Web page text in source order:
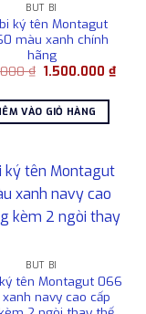
BÚT BI
ký tên Montagut
màu xanh chính
hãng
₫ Giá
1.750.000 ₫.
1.500.000₫Giá
hiện
VÀO GIỎ HÀNG
BÚT BI
tên Montagut 066
navy cao cấp